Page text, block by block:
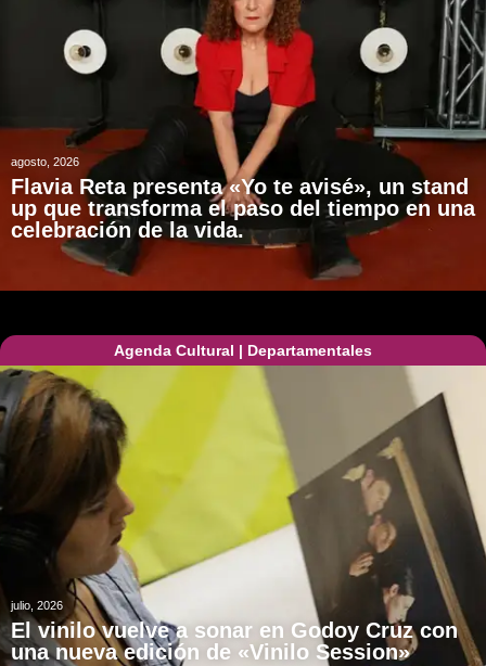
agosto, 2026
Flavia Reta presenta «Yo te avisé», un stand
up que transforma el paso del tiempo en una
celebración de la vida.
Agenda Cultural | Departamentales
julio, 2026
El vinilo vuelve a sonar en Godoy Cruz con
una nueva edición de «Vinilo Session»